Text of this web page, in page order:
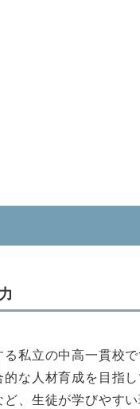
私立の中高一貫校
な人材育成を目指
、生徒が学びやす